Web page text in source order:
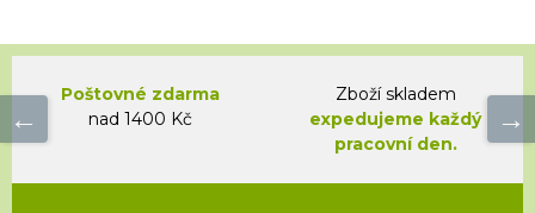
Poštovné zdarma
nad 1400 Kč
Zboží skladem
expedujeme každý
pracovní den.